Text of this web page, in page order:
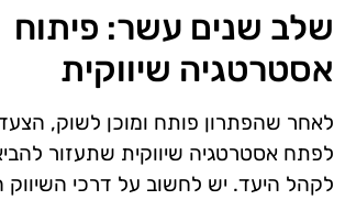
שלב שנים עשר: פיתוח
אסטרטגיה שיווקית
לאחר שהפתרון פותח ומוכן לשוק,
לפתח אסטרטגיה שיווקית שתעזור
לקהל היעד. יש לחשוב על דרכי השיווק